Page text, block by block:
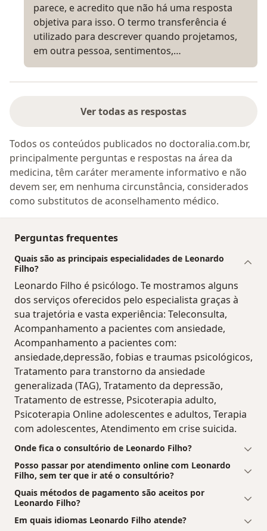
parece, e acredito que não há uma resposta
objetiva para isso. O termo transferência é
utilizado para descrever quando projetamos,
em outra pessoa, sentimentos,…
Ver todas as respostas
Todos os conteúdos publicados no doctoralia.com.br,
principalmente perguntas e respostas na área da
medicina, têm caráter meramente informativo e não
devem ser, em nenhuma circunstância, considerados
como substitutos de aconselhamento médico.
Perguntas frequentes
Quais são as principais especialidades de Leonardo
Filho?
Leonardo Filho é psicólogo. Te mostramos alguns
dos serviços oferecidos pelo especialista graças à
sua trajetória e vasta experiência: Teleconsulta,
Acompanhamento a pacientes com ansiedade,
Acompanhamento a pacientes com:
ansiedade,depressão, fobias e traumas psicológicos,
Tratamento para transtorno da ansiedade
generalizada (TAG), Tratamento da depressão,
Tratamento de estresse, Psicoterapia adulto,
Psicoterapia Online adolescentes e adultos, Terapia
com adolescentes, Atendimento em crise suicida.
Onde fica o consultório de Leonardo Filho?
Posso passar por atendimento online com Leonardo
Filho, sem ter que ir até o consultório?
Quais métodos de pagamento são aceitos por
Leonardo Filho?
Em quais idiomas Leonardo Filho atende?